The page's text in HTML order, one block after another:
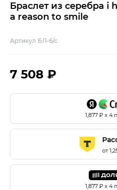
Браслет из серебра i
a reason to smile
Артикул БЛ-6/с
7 508 ₽
1,877₽ х 4
от
1,877₽ х 4